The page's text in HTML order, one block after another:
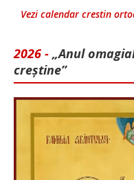
Vezi calendar crestin
2026 - „Anul
creștine”